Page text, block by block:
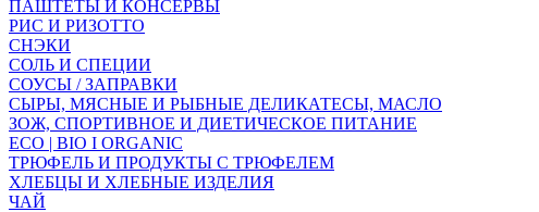
ПАШТЕТЫ И КОНСЕРВЫ
РИС И РИЗОТТО
СНЭКИ
СОЛЬ И СПЕЦИИ
СОУСЫ / ЗАПРАВКИ
СЫРЫ, МЯСНЫЕ И РЫБНЫЕ ДЕЛИКАТЕСЫ, МАСЛО
ЗОЖ, СПОРТИВНОЕ И ДИЕТИЧЕСКОЕ ПИТАНИЕ
ECO | BIO I ORGANIC
ТРЮФЕЛЬ И ПРОДУКТЫ С ТРЮФЕЛЕМ
ХЛЕБЦЫ И ХЛЕБНЫЕ ИЗДЕЛИЯ
ЧАЙ